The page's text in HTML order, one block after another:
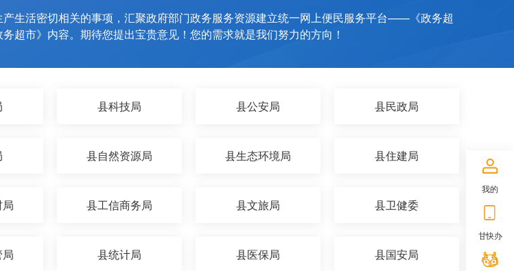
生活密切相关的事项，汇聚政府部门政务服务资源建立统一网上便民服务平台——《政务超
超市》内容。期待您提出宝贵意见！您的需求就是我们努力的方向！
县科技局 县公安局 县民政局
县自然资源局 县生态环境局 县住建局
县工信商务局 县文旅局 县卫健委
县统计局 县医保局 县国安局
我的
甘快办